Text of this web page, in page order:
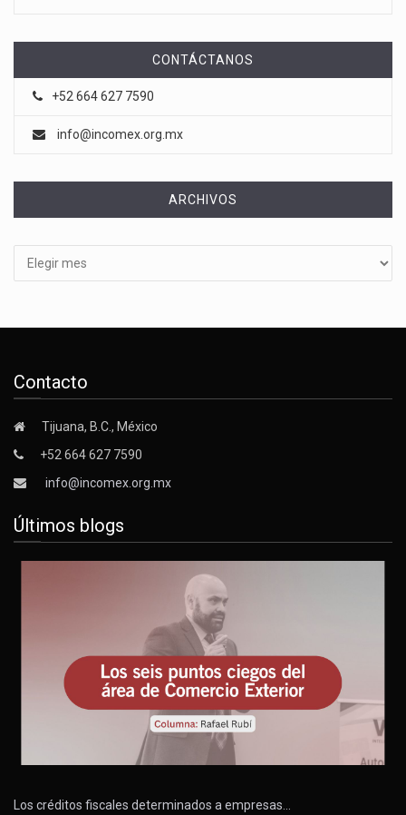
CONTÁCTANOS
+52 664 627 7590
info@incomex.org.mx
ARCHIVOS
Contacto
Tijuana, B.C., México
+52 664 627 7590
info@incomex.org.mx
Últimos blogs
Los créditos fiscales determinados a empresas…